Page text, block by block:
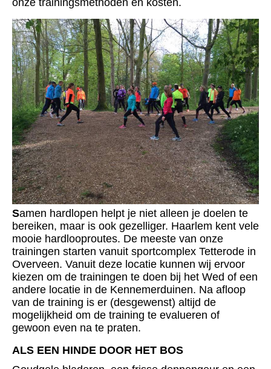
Samen hardlopen helpt je niet alleen je doelen te
bereiken, maar is ook gezelliger. Haarlem kent vele
mooie hardlooproutes. De meeste van onze
trainingen starten vanuit sportcomplex Tetterode in
Overveen. Vanuit deze locatie kunnen wij ervoor
kiezen om de trainingen te doen bij het Wed of een
andere locatie in de Kennemerduinen. Na afloop
van de training is er (desgewenst) altijd de
mogelijkheid om de training te evalueren of
gewoon even na te praten.
ALS EEN HINDE DOOR HET BOS